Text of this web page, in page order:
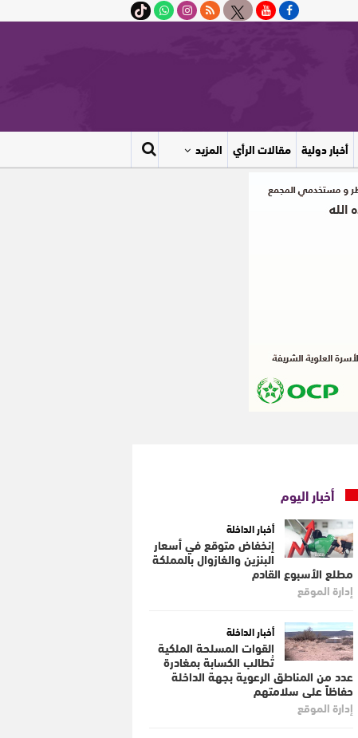
أخبار دولية مقالات الرأي المزيد
أخبار اليوم
أخبار الداخلة
إنخفاض متوقع في أسعار
البنزين والغازوال بالمملكة
مطلع الأسبوع القادم
إدارة الموقع
أخبار الداخلة
القوات المسلحة الملكية
تُطالب الكسابة بمغادرة
عدد من المناطق الرعوية بجهة الداخلة
حفاظاً على سلامتهم
إدارة الموقع